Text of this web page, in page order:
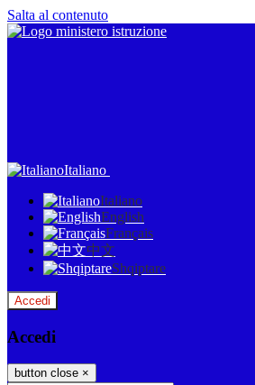
Salta al contenuto
Italiano
Italiano
English
Français
中文
Shqiptare
Accedi
Accedi
button close ×